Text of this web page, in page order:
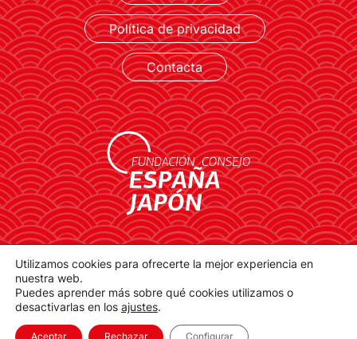
Política de privacidad
Contacta
contacto@spainjapanfoundation.com
Plaza de la Provincia, 1. 28012 Madrid
Utilizamos cookies para ofrecerte la mejor experiencia en
nuestra web.
Puedes aprender más sobre qué cookies utilizamos o
desactivarlas en los ajustes.
Aceptar Rechazar Configurar